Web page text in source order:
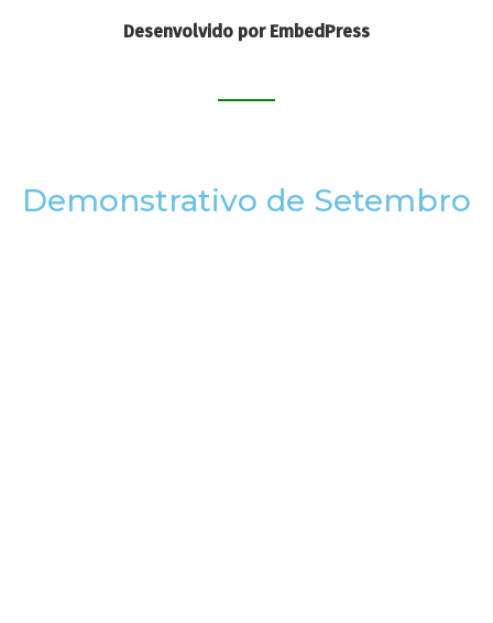
Desenvolvido por EmbedPress
Demonstrativo de Setembro